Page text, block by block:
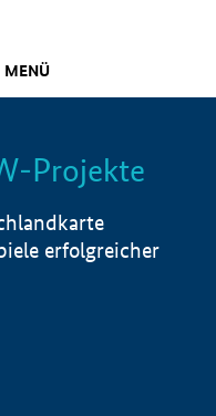
MENÜ
Info
Projekte
erfolgreicher